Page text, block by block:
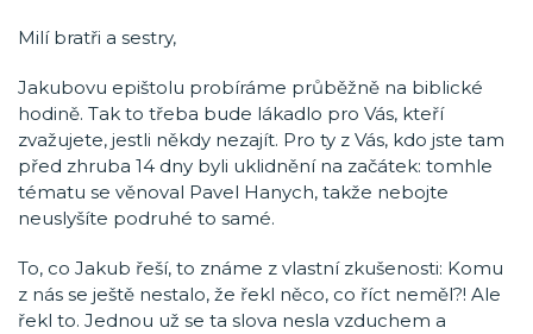
Milí bratři a sestry,
Jakubovu epištolu probíráme průběžně na biblické
hodině. Tak to třeba bude lákadlo pro Vás, kteří
zvažujete, jestli někdy nezajít. Pro ty z Vás, kdo jste tam
před zhruba 14 dny byli uklidnění na začátek: tomhle
tématu se věnoval Pavel Hanych, takže nebojte
neuslyšíte podruhé to samé.
To, co Jakub řeší, to známe z vlastní zkušenosti: Komu
z nás se ještě nestalo, že řekl něco, co říct neměl?! Ale
řekl to. Jednou už se ta slova nesla vzduchem a